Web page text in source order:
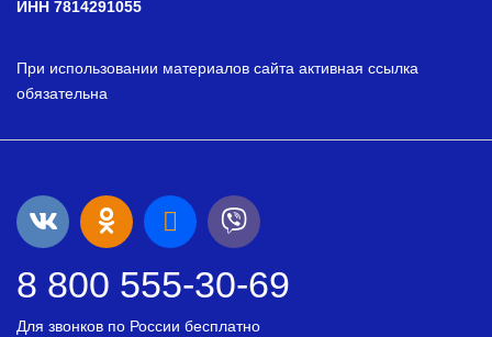
ИНН 7814291055
При использовании материалов сайта активная ссылка
обязательна
8 800 555-30-69
Для звонков по России бесплатно